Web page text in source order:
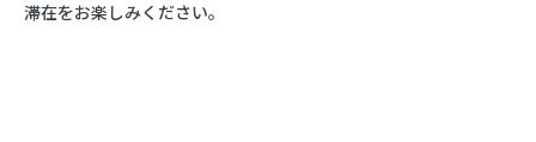
滞在をお楽しみください。